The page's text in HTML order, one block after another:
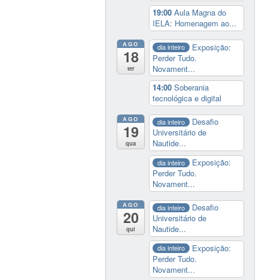
19:00Aula Magna do
IELA: Homenagem ao...
AGO
18
ter
dia inteiro
Exposição:
Perder Tudo.
Novament...
14:00Soberania
tecnológica e digital
AGO
19
qua
dia inteiro
Desafio
Universitário de
Nautide...
dia inteiro
Exposição:
Perder Tudo.
Novament...
AGO
20
qui
dia inteiro
Desafio
Universitário de
Nautide...
dia inteiro
Exposição:
Perder Tudo.
Novament...